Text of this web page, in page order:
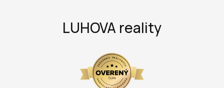
LUHOVA reality